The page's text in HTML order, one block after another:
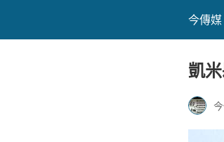
今傳
凱